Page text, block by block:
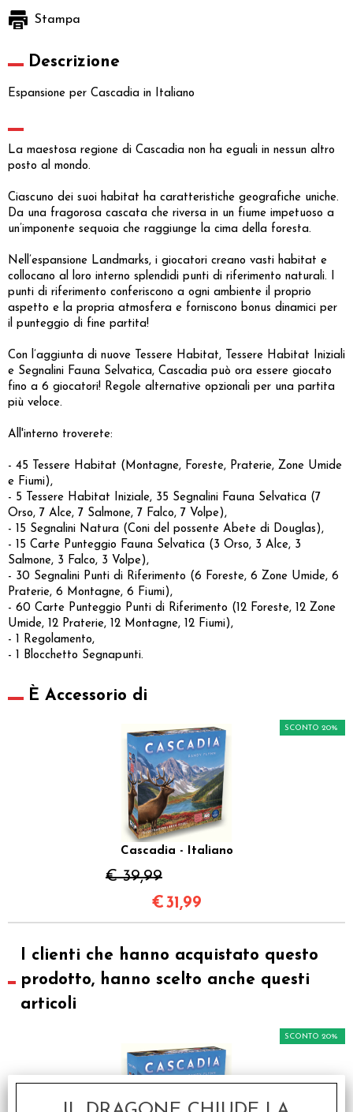
Stampa
Descrizione
Espansione per Cascadia in Italiano
La maestosa regione di Cascadia non ha eguali in nessun altro
posto al mondo.
Ciascuno dei suoi habitat ha caratteristiche geografiche uniche.
Da una fragorosa cascata che riversa in un fiume impetuoso a
un’imponente sequoia che raggiunge la cima della foresta.
Nell’espansione Landmarks, i giocatori creano vasti habitat e
collocano al loro interno splendidi punti di riferimento naturali. I
punti di riferimento conferiscono a ogni ambiente il proprio
aspetto e la propria atmosfera e forniscono bonus dinamici per
il punteggio di fine partita!
Con l’aggiunta di nuove Tessere Habitat, Tessere Habitat Iniziali
e Segnalini Fauna Selvatica, Cascadia può ora essere giocato
fino a 6 giocatori! Regole alternative opzionali per una partita
più veloce.
All'interno troverete:
- 45 Tessere Habitat (Montagne, Foreste, Praterie, Zone Umide
e Fiumi),
- 5 Tessere Habitat Iniziale, 35 Segnalini Fauna Selvatica (7
Orso, 7 Alce, 7 Salmone, 7 Falco, 7 Volpe),
- 15 Segnalini Natura (Coni del possente Abete di Douglas),
- 15 Carte Punteggio Fauna Selvatica (3 Orso, 3 Alce, 3
Salmone, 3 Falco, 3 Volpe),
- 30 Segnalini Punti di Riferimento (6 Foreste, 6 Zone Umide, 6
Praterie, 6 Montagne, 6 Fiumi),
- 60 Carte Punteggio Punti di Riferimento (12 Foreste, 12 Zone
Umide, 12 Praterie, 12 Montagne, 12 Fiumi),
- 1 Regolamento,
- 1 Blocchetto Segnapunti.
È Accessorio di
Cascadia - Italiano
€ 39,99
SCONTO 20%
€31,99
I clienti che hanno acquistato questo
prodotto, hanno scelto anche questi
articoli
SCONTO 20%